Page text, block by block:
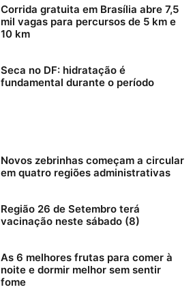
Corrida gratuita em Brasília abre 7,5
mil vagas para percursos de 5 km e
10 km
Seca no DF: hidratação é
fundamental durante o período
Novos zebrinhas começam a circular
em quatro regiões administrativas
Região 26 de Setembro terá
vacinação neste sábado (8)
As 6 melhores frutas para comer à
noite e dormir melhor sem sentir
fome